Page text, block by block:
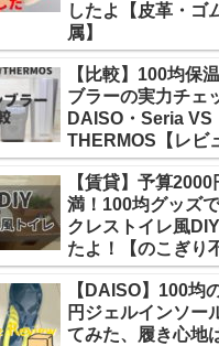
したよ【皮革・ゴ
属】
【比較】100均保
ブラーの実力チェ
DAISO・Seria VS
THERMOS【レビ
【賃貸】予算2000
満！100均グッズ
クレストイレ風
たよ！【のこぎり
【DAISO】100均
円ジェルインソー
てみた、履き心地